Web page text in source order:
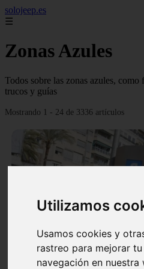
Utilizamos
Usamos cookies y
rastreo para mejorar
navegación en nuestra
solojeep.es
☰
Zonas Azules
Todos sobre las zonas azules,
trucos y guías
Mostrando 1 - 24 de 3336 artículos
▷ Zona Azul Córdoba 《